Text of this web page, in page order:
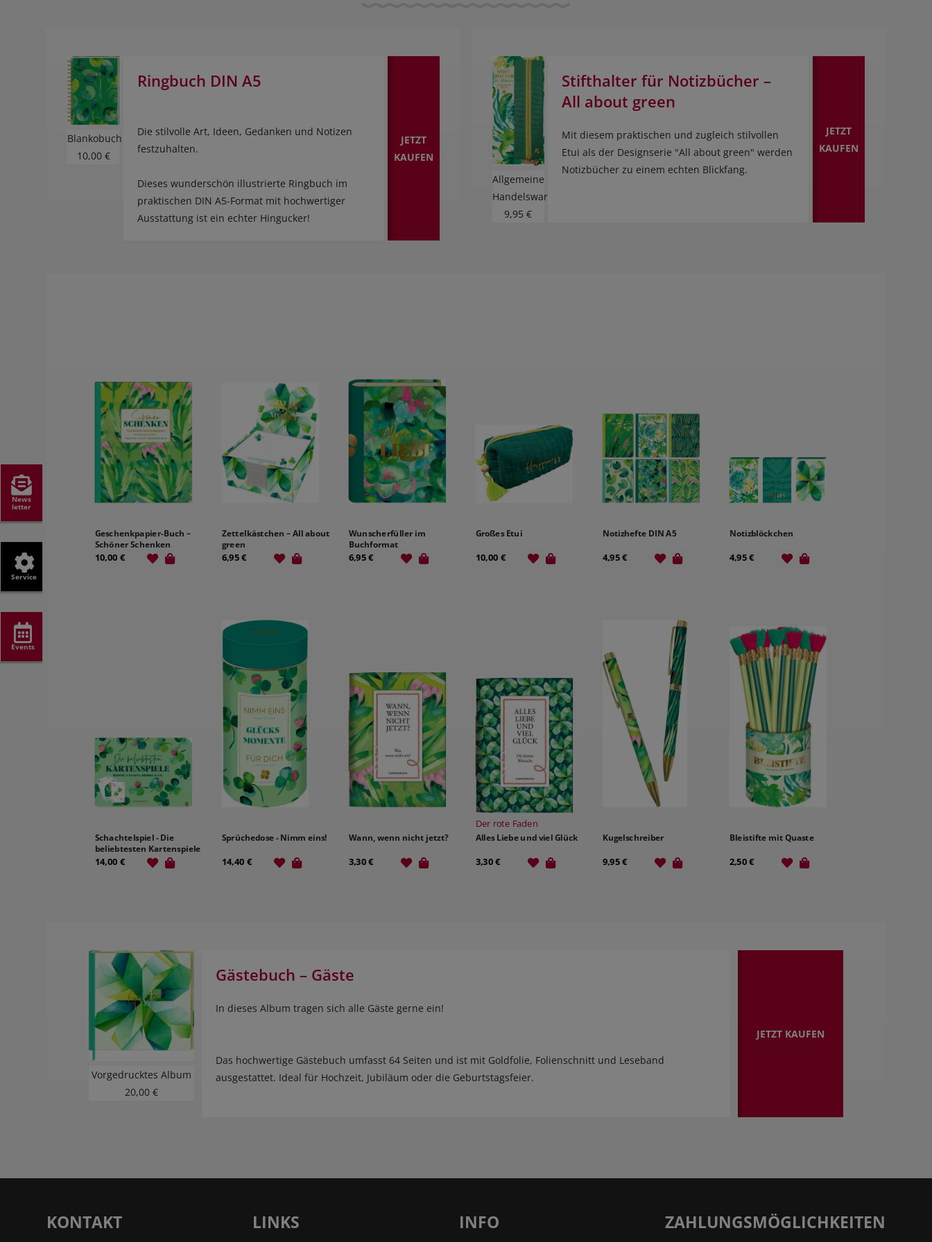
News
letter
Service
Events
Blankobuch
10,00 €
Ringbuch DIN A5
Die stilvolle Art, Ideen, Gedanken und Notizen
festzuhalten.
Dieses wunderschön illustrierte Ringbuch im
praktischen DIN A5-Format mit hochwertiger
Ausstattung ist ein echter Hingucker!
JETZT
KAUFEN
Allgemeine
Handelsware
9,95 €
Stifthalter für Notizbücher –
All about green
Mit diesem praktischen und zugleich stilvollen
Etui als der Designserie "All about green" werden
Notizbücher zu einem echten Blickfang.
JETZT
KAUFEN
Geschenkpapier-Buch –
Schöner Schenken
10,00 €
Zettelkästchen – All about
green
6,95 €
Wunscherfüller im
Buchformat
6,95 €
Großes Etui
10,00 €
Notizhefte DIN A5
4,95 €
Notizblöckchen
4,95 €
Schachtelspiel - Die
beliebtesten Kartenspiele
14,00 €
Sprüchedose - Nimm eins!
14,40 €
Wann, wenn nicht jetzt?
3,30 €
Der rote Faden
Alles Liebe und viel Glück
3,30 €
Kugelschreiber
9,95 €
Bleistifte mit Quaste
2,50 €
Vorgedrucktes Album
20,00 €
Gästebuch – Gäste
In dieses Album tragen sich alle Gäste gerne ein!
Das hochwertige Gästebuch umfasst 64 Seiten und ist mit Goldfolie, Folienschnitt und Leseband
ausgestattet. Ideal für Hochzeit, Jubiläum oder die Geburtstagsfeier.
JETZT KAUFEN
KONTAKT LINKS INFO ZAHLUNGSMÖGLICHKEITEN